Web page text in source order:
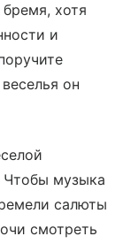
хотя
и
он
Чтобы музыка
салюты
смотреть